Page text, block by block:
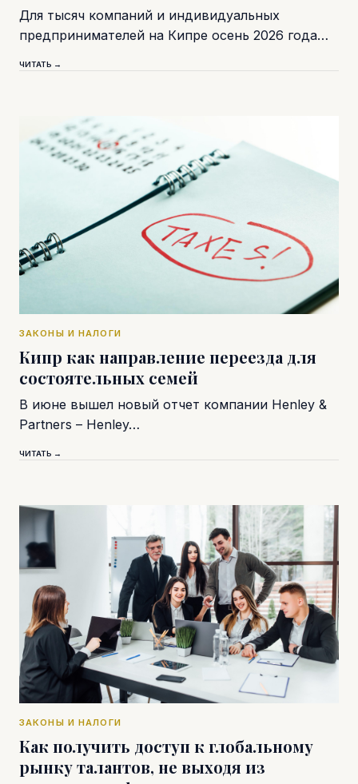
Для тысяч компаний и индивидуальных
предпринимателей на Кипре осень 2026 года…
ЧИТАТЬ →
ЗАКОНЫ И НАЛОГИ
Кипр как направление переезда для
состоятельных семей
В июне вышел новый отчет компании Henley &
Partners – Henley…
ЧИТАТЬ →
ЗАКОНЫ И НАЛОГИ
Как получить доступ к глобальному
рынку талантов, не выходя из